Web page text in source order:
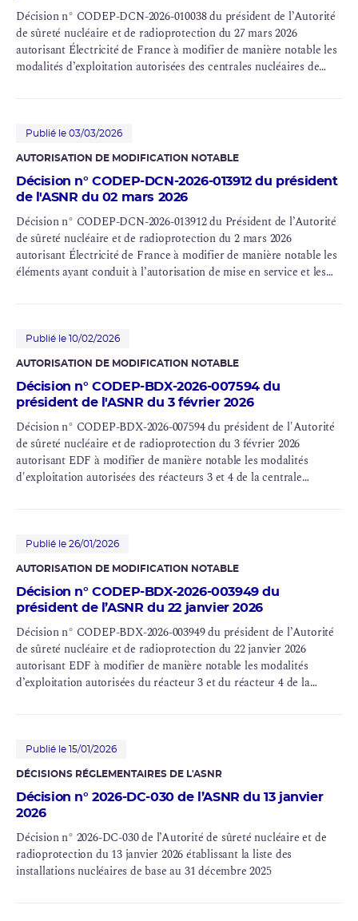
Décision n° CODEP-DCN-2026-010038 du président de l’Autorité
de sûreté nucléaire et de radioprotection du 27 mars 2026
autorisant Électricité de France à modifier de manière notable les
modalités d’exploitation autorisées des centrales nucléaires de
Laurent (INB n° 100), Tricastin (INB n° 87 et n° 88), Paluel (INB n°
103, n° 104, n° 114 et n° 115), Flamanville (INB n° 108 et n° 109),
128), Nogent (INB n° 129 et n° 130), Penly (INB n° 136 et n° 140),
Golfech (INB n° 135 et n° 142), Cattenom (INB n° 124, n° 125, n°
126 et n° 137), Chooz (INB n° 139 et n° 144) et Civaux (INB n° 158
et n° 159)
Publié le 03/03/2026
AUTORISATION DE MODIFICATION NOTABLE
Décision n° CODEP-DCN-2026-013912 du président
de l'ASNR du 02 mars 2026
Décision n° CODEP-DCN-2026-013912 du Président de l’Autorité
de sûreté nucléaire et de radioprotection du 2 mars 2026
autorisant Électricité de France à modifier de manière notable les
éléments ayant conduit à l’autorisation de mise en service et les
97 et n° 122), Saint-Laurent (INB n° 100) et Tricastin (INB n° 87 et
n° 88)
Publié le 10/02/2026
AUTORISATION DE MODIFICATION NOTABLE
Décision n° CODEP-BDX-2026-007594 du
président de l'ASNR du 3 février 2026
Décision n° CODEP-BDX-2026-007594 du président de l'Autorité
de sûreté nucléaire et de radioprotection du 3 février 2026
autorisant EDF à modifier de manière notable les modalités
d'exploitation autorisées des réacteurs 3 et 4 de la centrale
Publié le 26/01/2026
AUTORISATION DE MODIFICATION NOTABLE
Décision n° CODEP-BDX-2026-003949 du
président de l’ASNR du 22 janvier 2026
Décision n° CODEP-BDX-2026-003949 du président de l’Autorité
de sûreté nucléaire et de radioprotection du 22 janvier 2026
autorisant EDF à modifier de manière notable les modalités
d’exploitation autorisées du réacteur 3 et du réacteur 4 de la
Publié le 15/01/2026
DÉCISIONS RÉGLEMENTAIRES DE L'ASNR
Décision n° 2026-DC-030 de l’ASNR du 13 janvier
2026
Décision n° 2026-DC-030 de l’Autorité de sûreté nucléaire et de
radioprotection du 13 janvier 2026 établissant la liste des
installations nucléaires de base au 31 décembre 2025